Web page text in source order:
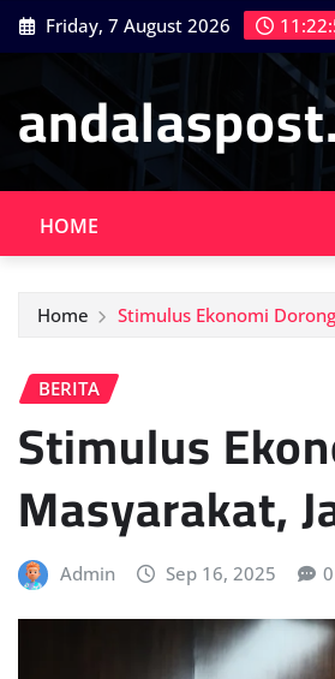
Skip
to
Friday, 7 August 2026
HOME
Home Stimulus Ekonomi
BERITA
Stimulus
Masyarakat,
Admin Sep 16, 2025 0